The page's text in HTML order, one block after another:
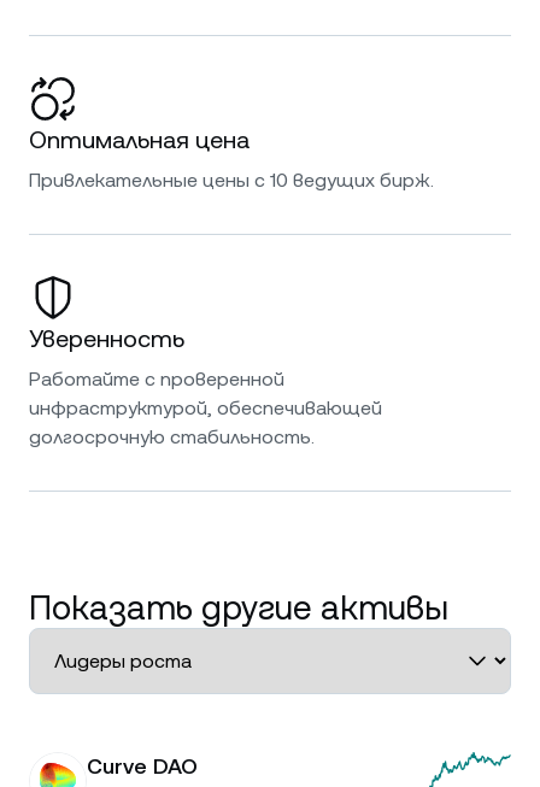
Оптимальная цена
Привлекательные цены с 10 ведущих бирж.
Уверенность
Работайте с проверенной
инфраструктурой, обеспечивающей
долгосрочную стабильность.
Показать другие активы
Curve DAO